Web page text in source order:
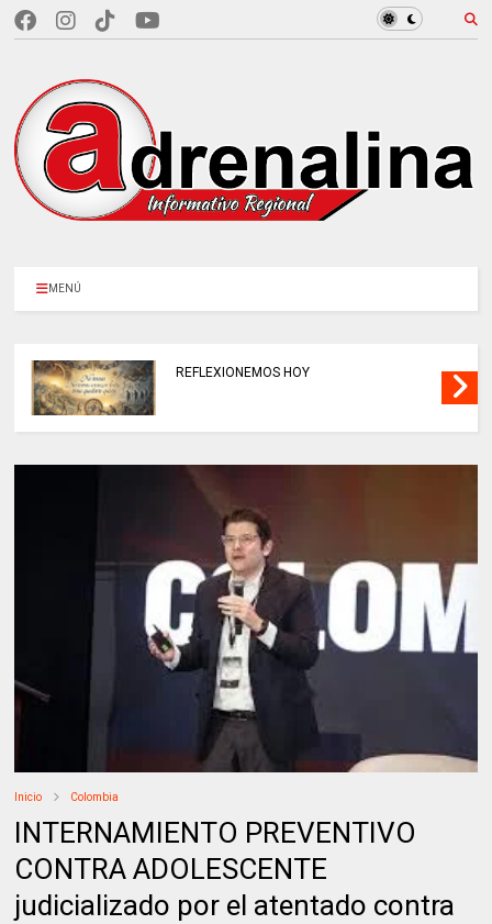
MENÚ
REFLEXIONEMOS HOY
Inicio Colombia
INTERNAMIENTO PREVENTIVO
CONTRA ADOLESCENTE
judicializado por el atentado contra